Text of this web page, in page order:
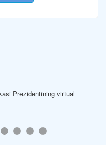
Prezidentining virtual